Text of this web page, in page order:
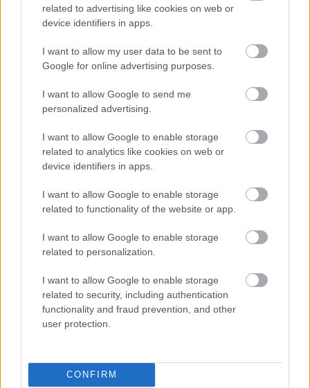
related to advertising like cookies on web or
device identifiers in apps.
I want to allow my user data to be sent to
Google for online advertising purposes.
I want to allow Google to send me
personalized advertising.
I want to allow Google to enable storage
related to analytics like cookies on web or
device identifiers in apps.
I want to allow Google to enable storage
related to functionality of the website or app.
I want to allow Google to enable storage
related to personalization.
I want to allow Google to enable storage
related to security, including authentication
functionality and fraud prevention, and other
user protection.
CONFIRM
Másfélszeresére bővítik
Hódmezővásárhely jó hírű református
Flórián téri felüljárón
HÍRLEVÉL
E-mail cím
Feliratkozom a hírlevélre és elfogadom azadatvédelmi
szabályzatot!